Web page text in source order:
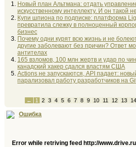
Новый план Альтмана: отдать
искусственному интеллекту. И он такой
Купи шпиона по подписке: платформа
превратила слежку в полноценный
бизнес
Почему одни курят всю жизнь и не
другие заболевают без причин? Ответ
антителах
165 взломов, 100 млн жертв и удар по
канадский хакер сдался властям США
Actions не запускаются, API падает:
парализовал работу разработчиков на
← 1 2 3 4 5 6 7 8 9 10 11 12 13 14
Ошибка
Error while retriving feed http://